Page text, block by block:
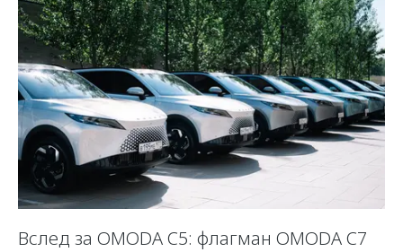
Вслед за OMODA C5: флагман OMODA C7